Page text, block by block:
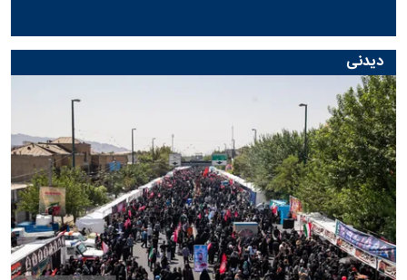
دیدنی